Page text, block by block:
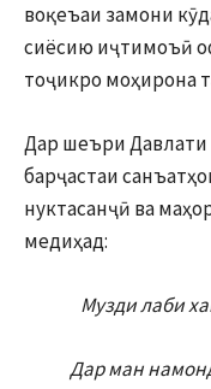
воқеъаи замони
сиёсию иҷтимоъӣ
тоҷикро моҳирона
Дар шеъри Давлати
барҷастаи
нуктасанҷӣ ва
медиҳад:
Музди лаби
Дар ман